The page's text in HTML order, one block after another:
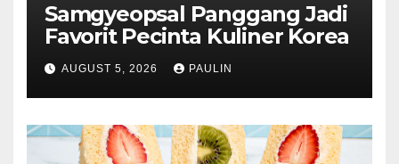
Samgyeopsal Panggang Jadi
Favorit Pecinta Kuliner Korea
AUGUST 5, 2026 PAULIN